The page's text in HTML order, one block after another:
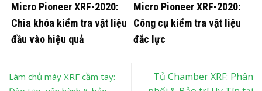
Micro Pioneer XRF-2020:
Chìa khóa kiểm tra vật liệu
đầu vào hiệu quả
Micro Pioneer XRF-2020:
Công cụ kiểm tra vật liệu
đắc lực
Làm chủ máy XRF cầm tay:
Tủ Chamber XRF: Phân